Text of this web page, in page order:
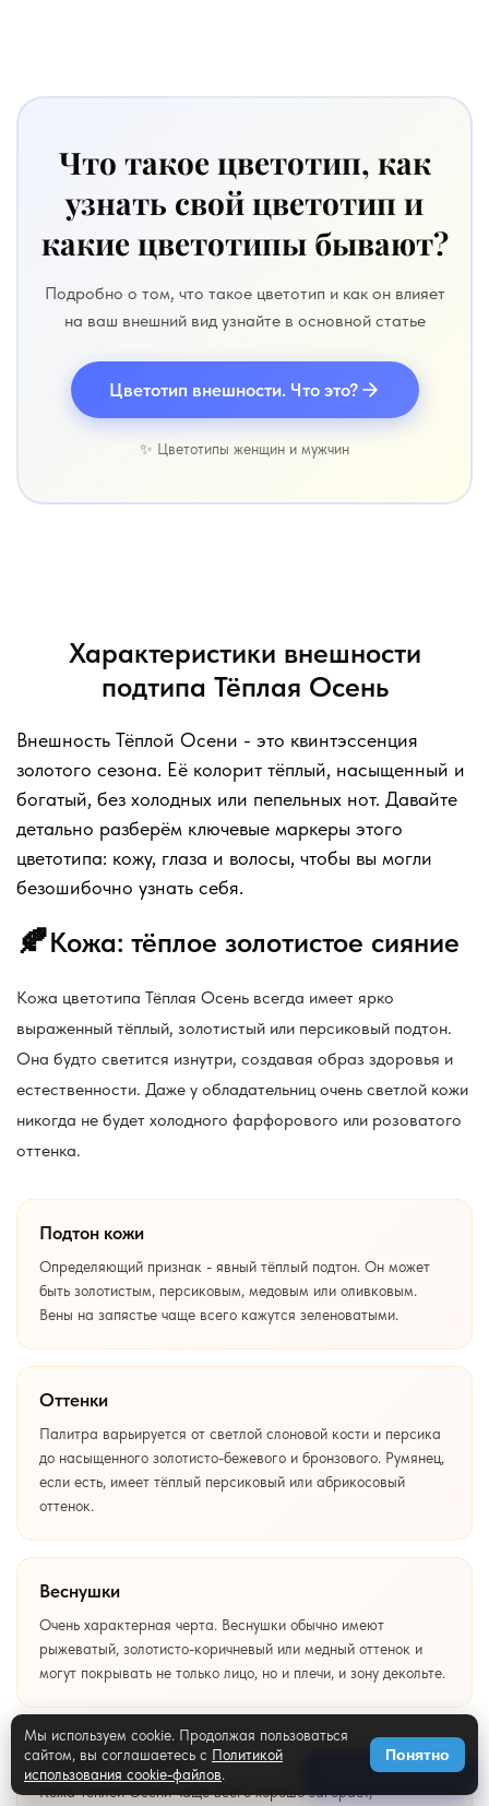
Что такое цветотип, как
узнать свой цветотип и
какие цветотипы бывают?
Подробно о том, что такое цветотип и как он влияет
на ваш внешний вид узнайте в основной статье
Цветотип внешности. Что это?
✨ Цветотипы женщин и мужчин
Характеристики внешности
подтипа Тёплая Осень
Внешность Тёплой Осени - это квинтэссенция
золотого сезона. Её колорит тёплый, насыщенный и
богатый, без холодных или пепельных нот. Давайте
детально разберём ключевые маркеры этого
цветотипа: кожу, глаза и волосы, чтобы вы могли
безошибочно узнать себя.
🍂Кожа: тёплое золотистое сияние
Кожа цветотипа Тёплая Осень всегда имеет ярко
выраженный тёплый, золотистый или персиковый подтон.
Она будто светится изнутри, создавая образ здоровья и
естественности. Даже у обладательниц очень светлой кожи
никогда не будет холодного фарфорового или розоватого
оттенка.
Подтон кожи
Определяющий признак - явный тёплый подтон. Он может
быть золотистым, персиковым, медовым или оливковым.
Вены на запястье чаще всего кажутся зеленоватыми.
Оттенки
Палитра варьируется от светлой слоновой кости и персика
до насыщенного золотисто-бежевого и бронзового. Румянец,
если есть, имеет тёплый персиковый или абрикосовый
оттенок.
Веснушки
Очень характерная черта. Веснушки обычно имеют
рыжеватый, золотисто-коричневый или медный оттенок и
могут покрывать не только лицо, но и плечи, и зону декольте.
Реакция на солнце
Кожа Тёплой Осени чаще всего хорошо загорает,
Тест на цветотип
Мы используем cookie. Продолжая пользоваться
сайтом, вы соглашаетесь с Политикой
использования cookie-файлов.
Понятно